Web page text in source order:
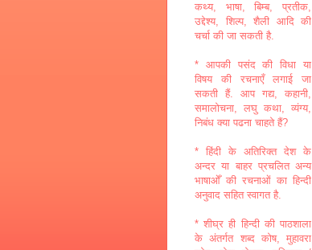
कथ्य, भाषा, बिम्ब, प्रतीक,
उद्देश्य, शिल्प, शैली आदि की
चर्चा की जा सकती है.
* आपकी पसंद की विधा या
विषय की रचनाएँ लगाई जा
सकती हैं. आप गद्य, कहानी,
समालोचना, लघु कथा, व्यंग्य,
निबंध क्या पढना चाहते हैं?
* हिंदी के अतिरिक्त देश के
अन्दर या बाहर प्रचलित अन्य
भाषाओँ की रचनाओं का हिन्दी
अनुवाद सहित स्वागत है.
* शीघ्र ही हिन्दी की पाठशाला
के अंतर्गत शब्द कोष, मुहावरा